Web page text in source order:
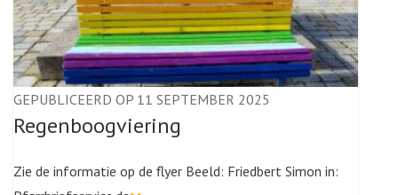
GEPUBLICEERD OP 11 SEPTEMBER 2025
Regenboogviering
Zie de informatie op de flyer Beeld: Friedbert Simon in: